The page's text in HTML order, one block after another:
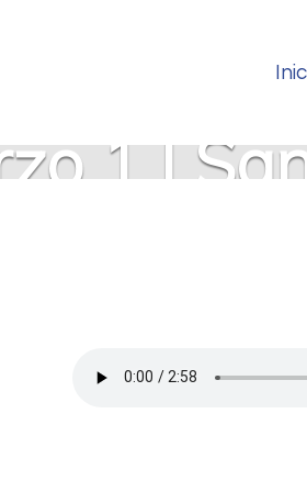
1 |